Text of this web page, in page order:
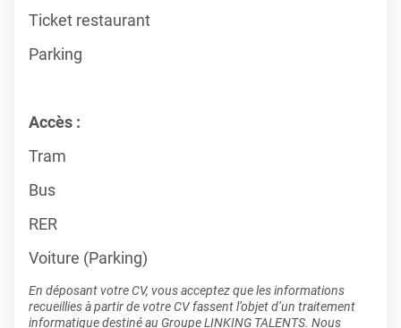
Ticket restaurant
Parking
Accès :
Tram
Bus
RER
Voiture (Parking)
En déposant votre CV, vous acceptez que les informations
recueillies à partir de votre CV fassent l’objet d’un traitement
informatique destiné au Groupe LINKING TALENTS. Nous